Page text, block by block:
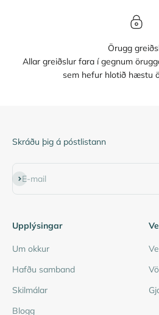
Örugg
Allar greiðslur fara í gegnum
sem hefur hlotið hæstu
Skráðu þig á póstlistann
E-mail
Subscribe
Upplýsingar
Um okkur
Hafðu samband
Skilmálar
Blogg